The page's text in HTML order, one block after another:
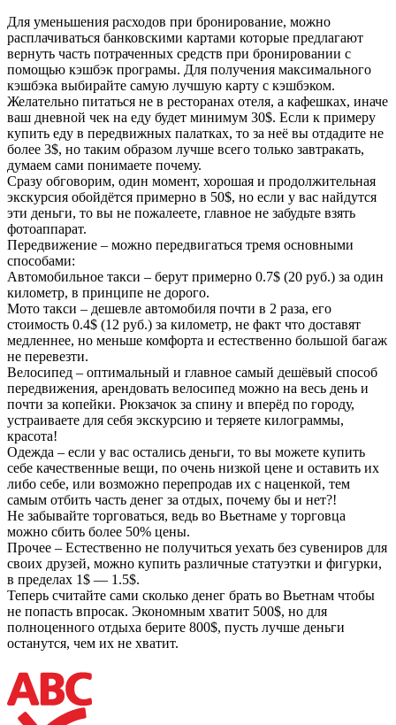
Для уменьшения расходов при бронирование, можно
расплачиваться банковскими картами которые предлагают
вернуть часть потраченных средств при бронировании с
помощью кэшбэк програмы. Для получения максимального
кэшбэка выбирайте самую лучшую карту с кэшбэком.
Желательно питаться не в ресторанах отеля, а кафешках, иначе
ваш дневной чек на еду будет минимум 30$. Если к примеру
купить еду в передвижных палатках, то за неё вы отдадите не
более 3$, но таким образом лучше всего только завтракать,
думаем сами понимаете почему.
Сразу обговорим, один момент, хорошая и продолжительная
экскурсия обойдётся примерно в 50$, но если у вас найдутся
эти деньги, то вы не пожалеете, главное не забудьте взять
фотоаппарат.
Передвижение – можно передвигаться тремя основными
способами:
Автомобильное такси – берут примерно 0.7$ (20 руб.) за один
километр, в принципе не дорого.
Мото такси – дешевле автомобиля почти в 2 раза, его
стоимость 0.4$ (12 руб.) за километр, не факт что доставят
медленнее, но меньше комфорта и естественно большой багаж
не перевезти.
Велосипед – оптимальный и главное самый дешёвый способ
передвижения, арендовать велосипед можно на весь день и
почти за копейки. Рюкзачок за спину и вперёд по городу,
устраиваете для себя экскурсию и теряете килограммы,
красота!
Одежда – если у вас остались деньги, то вы можете купить
себе качественные вещи, по очень низкой цене и оставить их
либо себе, или возможно перепродав их с наценкой, тем
самым отбить часть денег за отдых, почему бы и нет?!
Не забывайте торговаться, ведь во Вьетнаме у торговца
можно сбить более 50% цены.
Прочее – Естественно не получиться уехать без сувениров для
своих друзей, можно купить различные статуэтки и фигурки,
в пределах 1$ — 1.5$.
Теперь считайте сами сколько денег брать во Вьетнам чтобы
не попасть впросак. Экономным хватит 500$, но для
полноценного отдыха берите 800$, пусть лучше деньги
останутся, чем их не хватит.